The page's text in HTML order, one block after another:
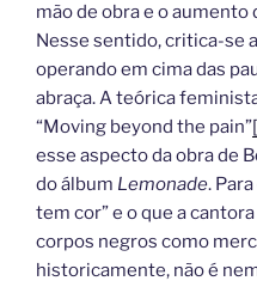
mão de obra e o
Nesse sentido, critica-se
operando em cima das
abraça. A teórica
“Moving beyond the pain”
esse aspecto da obra de
do álbum Lemonade.
tem cor” e o que a
corpos negros como
historicamente, não é